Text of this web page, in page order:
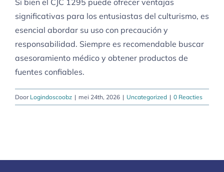
significativas para los entusiastas del culturismo, es
esencial abordar su uso con precaución y
responsabilidad. Siempre es recomendable buscar
asesoramiento médico y obtener productos de
fuentes confiables.
Door Logindoscoobz | mei 24th, 2026 | Uncategorized | 0 Reacties